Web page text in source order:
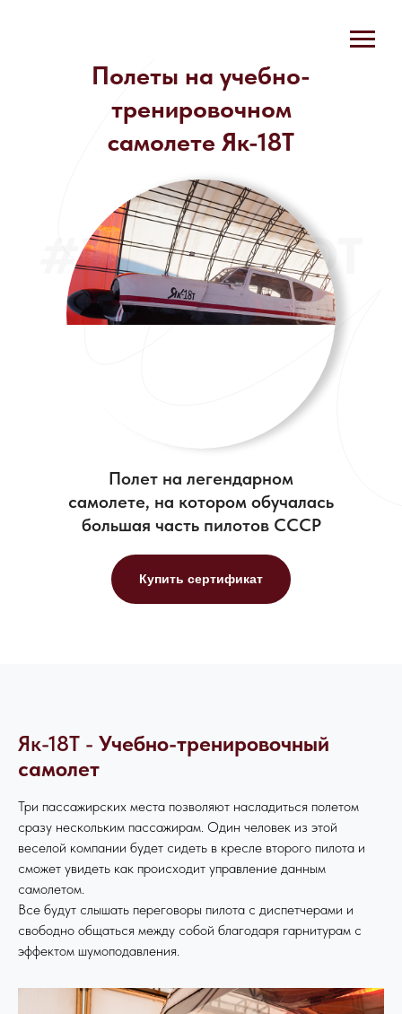
#POLETPILOT
Полеты на учебно-
тренировочном
самолете Як-18Т
Полет на легендарном
самолете, на котором обучалась
большая часть пилотов СССР
Купить сертификат
Як-18Т - Учебно-тренировочный
самолет
Три пассажирских места позволяют насладиться полетом
сразу нескольким пассажирам. Один человек из этой
веселой компании будет сидеть в кресле второго пилота и
сможет увидеть как происходит управление данным
самолетом.
Все будут слышать переговоры пилота с диспетчерами и
свободно общаться между собой благодаря гарнитурам с
эффектом шумоподавления.